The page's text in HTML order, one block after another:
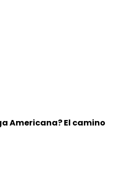
Americana? El camino